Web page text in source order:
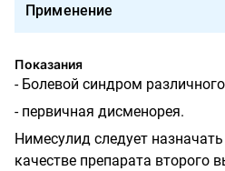
Применение
Показания
- Болевой синдром различного
- первичная дисменорея.
Нимесулид следует
качестве препарата второго